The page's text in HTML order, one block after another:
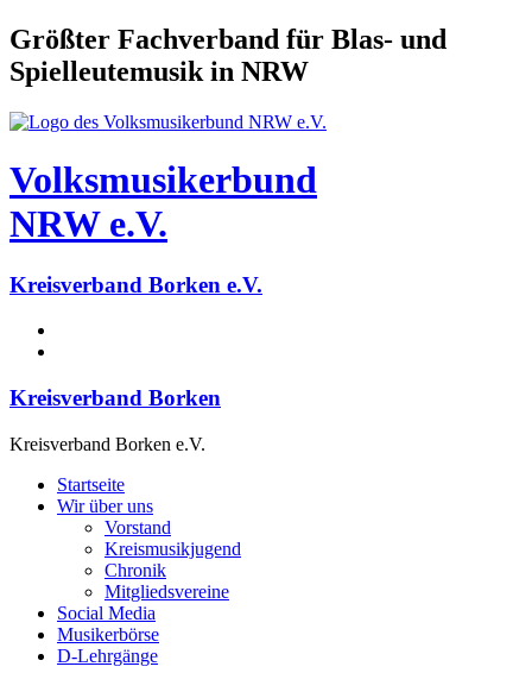
Größter Fachverband für Blas- und
Spielleutemusik in NRW
Volksmusikerbund
NRW e.V.
Kreisverband Borken e.V.
Kreisverband Borken
Kreisverband Borken e.V.
Startseite
Wir über uns
Vorstand
Kreismusikjugend
Chronik
Mitgliedsvereine
Social Media
Musikerbörse
D-Lehrgänge